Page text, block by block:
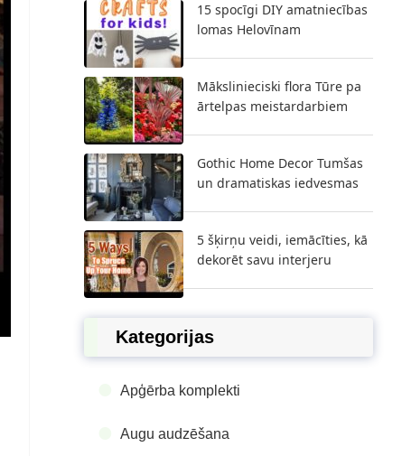
15 spocīgi DIY amatniecības
lomas Helovīnam
Mākslinieciski flora Tūre pa
ārtelpas meistardarbiem
Gothic Home Decor Tumšas
un dramatiskas iedvesmas
5 šķirņu veidi, iemācīties, kā
dekorēt savu interjeru
Kategorijas
Apģērba komplekti
Augu audzēšana